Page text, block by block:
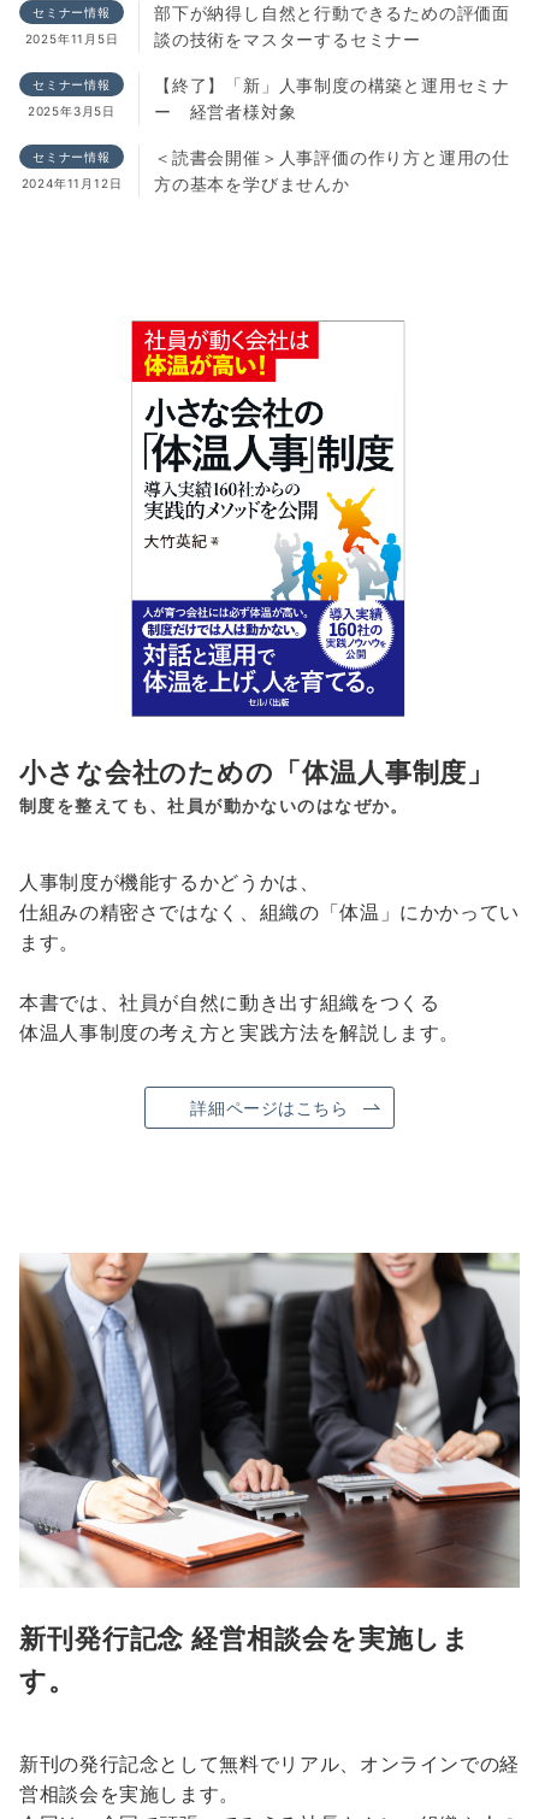
セミナー情報
2025年11月5日
部下が納得し自然と行動できるための評価面
談の技術をマスターするセミナー
セミナー情報
2025年3月5日
【終了】「新」人事制度の構築と運用セミナ
ー 経営者様対象
セミナー情報
2024年11月12日
＜読書会開催＞人事評価の作り方と運用の仕
方の基本を学びませんか
小さな会社のための「体温人事制度」
制度を整えても、社員が動かないのはなぜか。
人事制度が機能するかどうかは、
仕組みの精密さではなく、組織の「体温」にかかってい
ます。
本書では、社員が自然に動き出す組織をつくる
体温人事制度の考え方と実践方法を解説します。
詳細ページはこちら
新刊発行記念 経営相談会を実施しま
す。
新刊の発行記念として無料でリアル、オンラインでの経
営相談会を実施します。